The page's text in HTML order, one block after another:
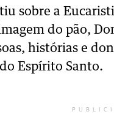
sobre a
do pão,
histórias e
Espírito Santo.